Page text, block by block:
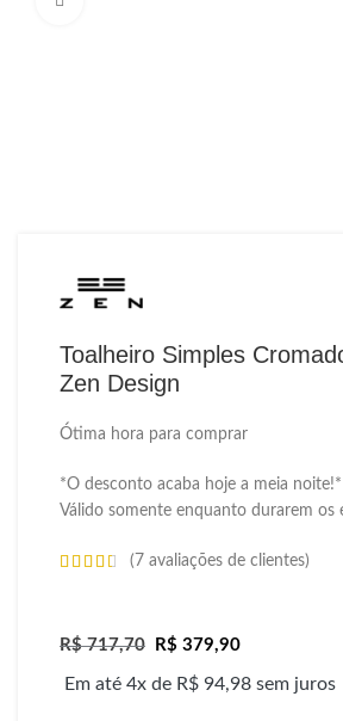
Toalheiro Simples
Zen Design
Ótima hora para comprar
*O desconto acaba hoje a meia noite!*
Válido somente enquanto durarem os
( 7 avaliações de clientes)
R$717,70 R$ 379,90
Em até 4x de R$ 94,98 sem juros